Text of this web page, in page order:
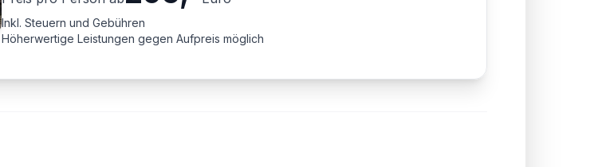
Inkl. Steuern und Gebühren
Höherwertige Leistungen gegen Aufpreis möglich